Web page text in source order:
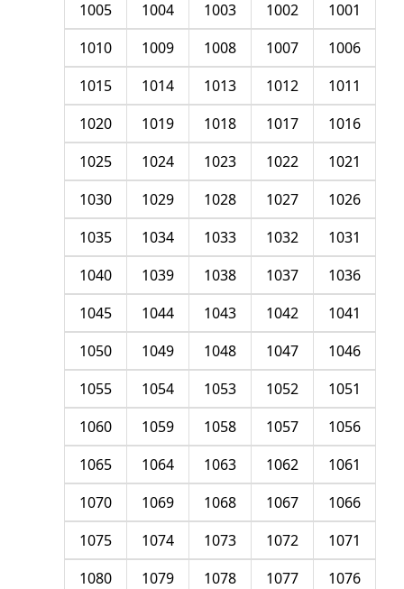
1001
1002
1003
1004
1005
1006
1007
1008
1009
1010
1011
1012
1013
1014
1015
1016
1017
1018
1019
1020
1021
1022
1023
1024
1025
1026
1027
1028
1029
1030
1031
1032
1033
1034
1035
1036
1037
1038
1039
1040
1041
1042
1043
1044
1045
1046
1047
1048
1049
1050
1051
1052
1053
1054
1055
1056
1057
1058
1059
1060
1061
1062
1063
1064
1065
1066
1067
1068
1069
1070
1071
1072
1073
1074
1075
1076
1077
1078
1079
1080